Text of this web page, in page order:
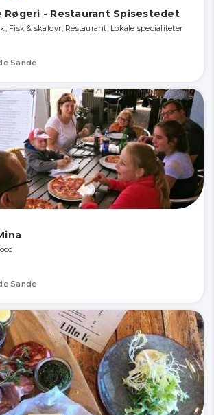
Røgeri - Restaurant Spisestedet
Fisk & skaldyr, Restaurant, Lokale specialiteter
Sande
Sande